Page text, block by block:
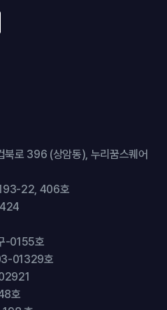
북로 396 (상암동), 누리꿈스퀘어
193-22, 406호
-0155호
01329호
호